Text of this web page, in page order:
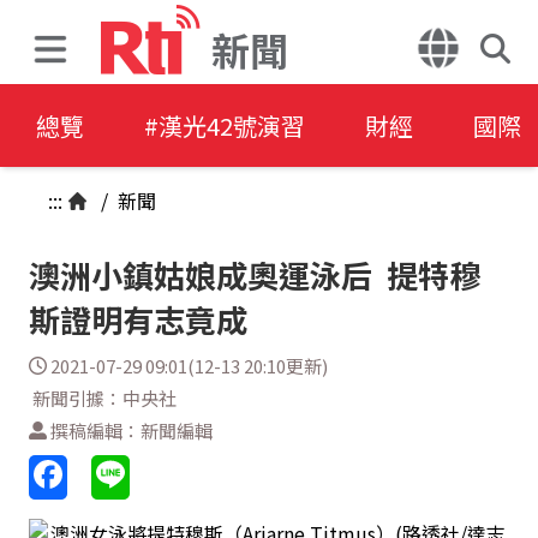
新聞
總覽 #漢光42號演習 財經 國際
::: / 新聞
澳洲小鎮姑娘成奧運泳后 提特穆
斯證明有志竟成
2021-07-29 09:01(12-13 20:10更新)
新聞引據：中央社
撰稿編輯：新聞編輯